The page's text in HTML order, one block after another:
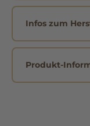
Infos zum
Produkt-